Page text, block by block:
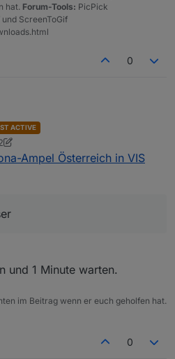
hat. Forum-Tools: PicPick
ScreenToGif
0
ACTIVE
Apr. 2020, 18:42
Ampel Österreich in VIS
und 1 Minute warten.
im Beitrag wenn er euch geholfen hat.
0